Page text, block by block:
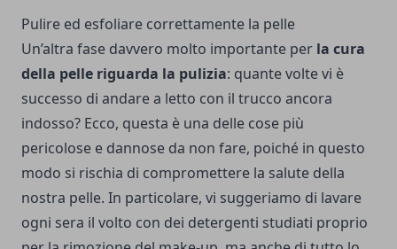
Pulire ed esfoliare correttamente la pelle
Un’altra fase davvero molto importante per la cura
della pelle riguarda la pulizia: quante volte vi è
successo di andare a letto con il trucco ancora
indosso? Ecco, questa è una delle cose più
pericolose e dannose da non fare, poiché in questo
modo si rischia di compromettere la salute della
nostra pelle. In particolare, vi suggeriamo di lavare
ogni sera il volto con dei detergenti studiati proprio